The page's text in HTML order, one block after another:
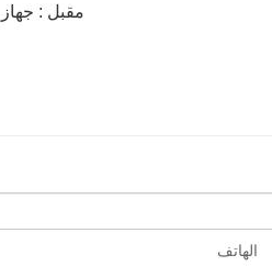
مقبل :
الهاتف